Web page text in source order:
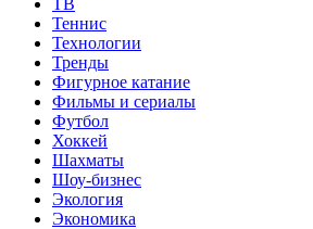
Теннис
Технологии
Тренды
Фигурное катание
Фильмы и сериалы
Футбол
Хоккей
Шахматы
Шоу-бизнес
Экология
Экономика